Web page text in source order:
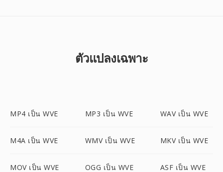
ตัวแปลงเฉพาะ
MP4 เป็น WVE MP3 เป็น WVE WAV เป็น WVE
M4A เป็น WVE WMV เป็น WVE MKV เป็น WVE
MOV เป็น WVE OGG เป็น WVE ASF เป็น WVE